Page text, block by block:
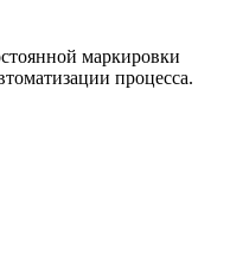
маркировки
процесса.